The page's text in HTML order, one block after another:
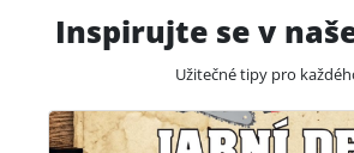
Inspirujte se v
Užitečné tipy pro